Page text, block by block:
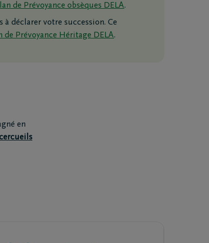
de Prévoyance obsèques DELA.
déclarer votre succession. Ce
de Prévoyance Héritage DELA.
en